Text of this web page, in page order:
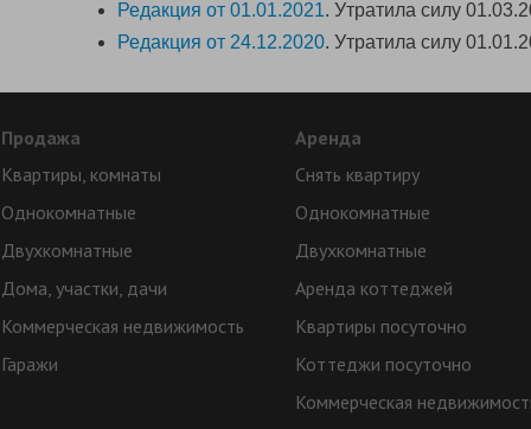
Редакция от 01.01.2021. Утратила силу
Редакция от 24.12.2020. Утратила силу
Продажа
Аренда
Квартиры, комнаты
Однокомнатные
Двухкомнатные
Дома, участки, дачи
Коммерческая недвижимость
Гаражи
Снять квартиру
Однокомнатные
Двухкомнатные
Аренда коттеджей
Квартиры посуточно
Коттеджи посуточно
Коммерческая